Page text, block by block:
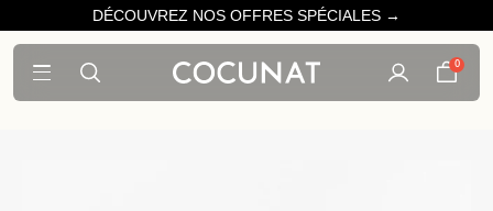
DÉCOUVREZ NOS OFFRES SPÉCIALES →
0